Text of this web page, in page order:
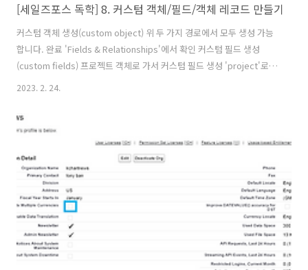
[세일즈포스 독학] 8. 커스텀 객체/필드/객체 레코드 만들기
커스텀 객체 생성(custom object) 위 두 가지 경로에서 모두 생성 가능
합니다. 완료 'Fields & Relationships'에서 확인 커스텀 필드 생성
(custom fields) 프로젝트 객체로 가서 커스텀 필드 생성 'project'로
검색 후 조금 전 생성한 프로젝트로 진입. 다음으로 'New' 클릭. 항목 중
날짜 계산 함수 입력 후 'Next' 클릭. 다음 화면에서 'Next' 클릭. 다음 화
면에서 한번 더 'Next' 클릭. 'Save & New' 클릭. 메인 화면에서
'New'를 클릭 → 항목에서 'Date'를 한번 더 클릭하고 이번에는 End
Date 생성. 다시 메인 화면에서 'Currency..
2023. 2. 24.